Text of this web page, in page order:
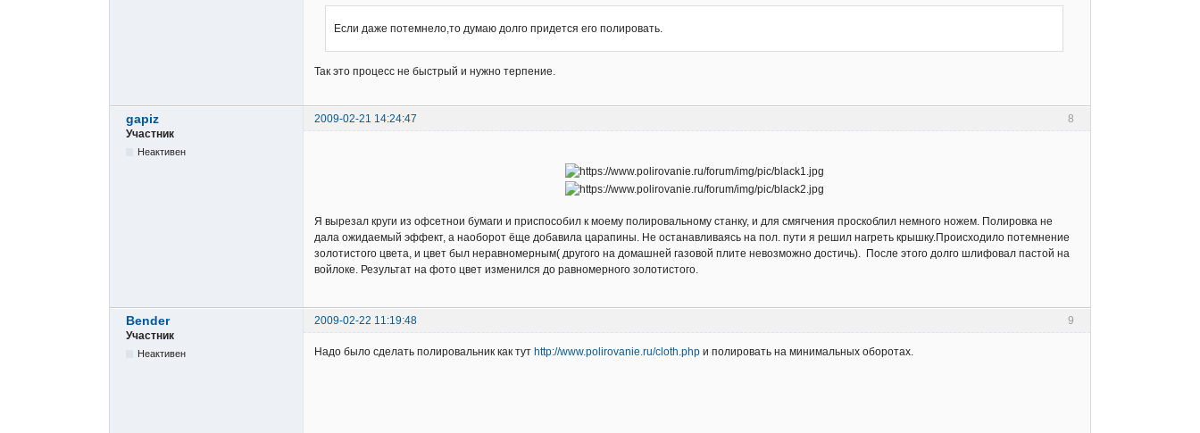
Если даже потемнело,то думаю долго придется его полировать.
Так это процесс не быстрый и нужно терпение.
8
gapiz
2009-02-21 14:24:47
Участник
Неактивен
Я вырезал круги из офсетнои бумаги и приспособил к моему полировальному станку, и для смягчения проскоблил немного ножем. Полировка не
дала ожидаемый эффект, а наоборот ёще добавила царапины. Не останавливаясь на пол. пути я решил нагреть крышку.Происходило потемнение
золотистого цвета, и цвет был неравномерным( другого на домашней газовой плите невозможно достичь). После этого долго шлифовал пастой на
войлоке. Результат на фото цвет изменился до равномерного золотистого.
9
Bender
2009-02-22 11:19:48
Участник
Неактивен Надо было сделать полировальник как тут http://www.polirovanie.ru/cloth.php и полировать на минимальных оборотах.